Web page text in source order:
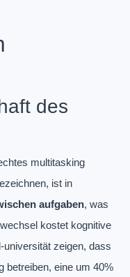
des
multitasking
ist in
aufgaben, was
kostet kognitive
universität zeigen, dass
betreiben, eine um 40%